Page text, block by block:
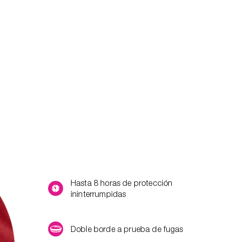
Hasta 8 horas de protección
ininterrumpidas
Doble borde a prueba de fugas